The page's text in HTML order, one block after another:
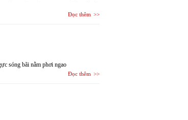
Đọc thêm
sóng bãi nằm phơi ngao
Đọc thêm